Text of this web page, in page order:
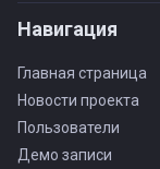
Навигация
Главная страница
Новости проекта
Пользователи
Демо записи